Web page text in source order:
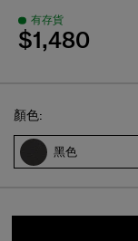
有存貨
$1,480
Select
顏色:
黑色